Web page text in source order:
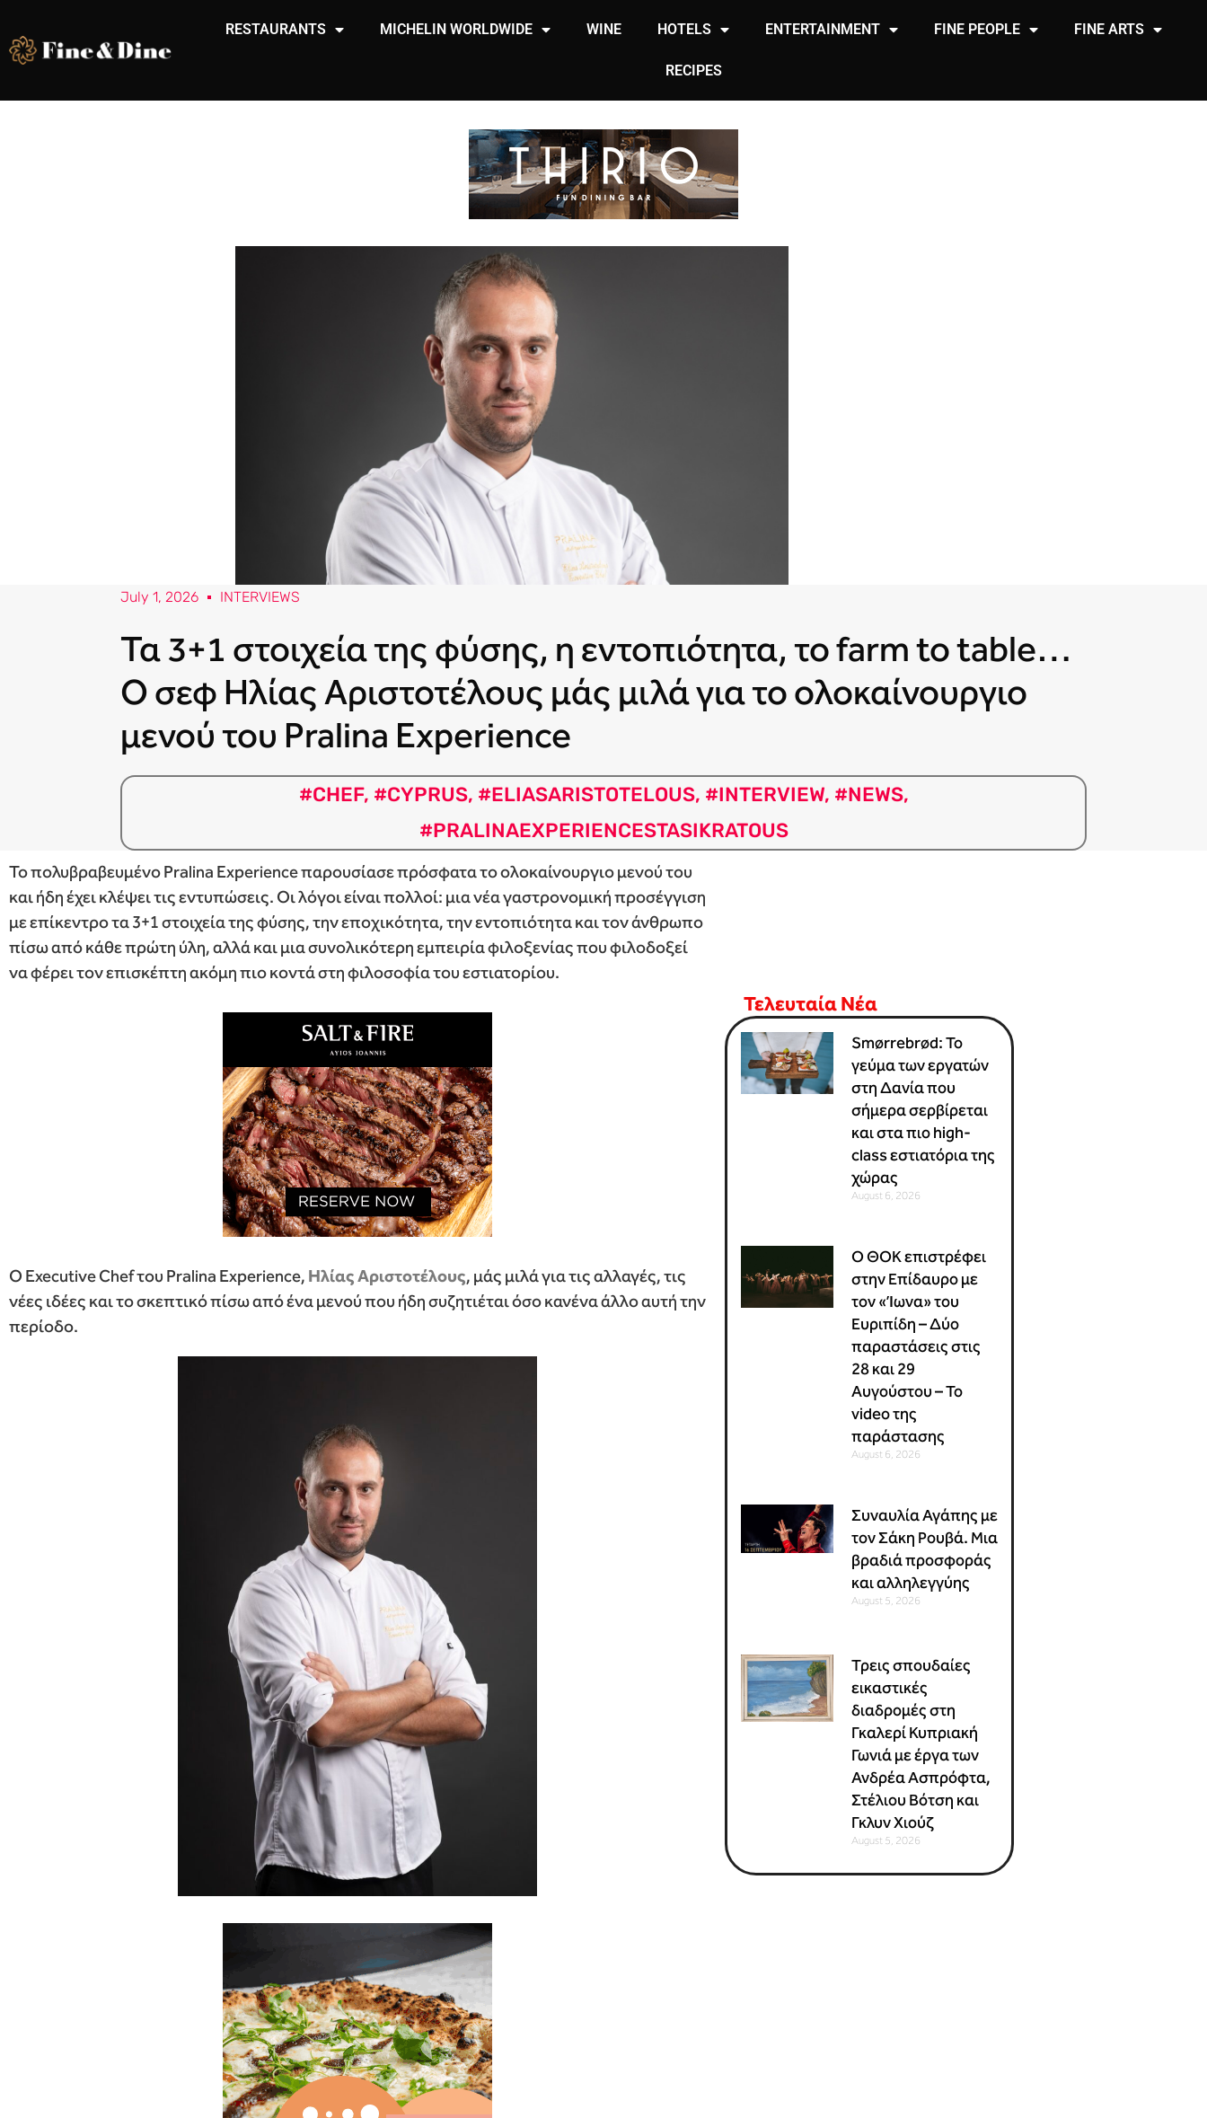
RESTAURANTS MICHELIN WORLDWIDE WINE HOTELS ENTERTAINMENT FINE PEOPLE FINE ARTS
RECIPES
July 1, 2026 INTERVIEWS
Τα 3+1 στοιχεία της φύσης, η εντοπιότητα, το farm to table…
Ο σεφ Ηλίας Αριστοτέλους μάς μιλά για το ολοκαίνουργιο
μενού του Pralina Experience
#CHEF, #CYPRUS, #ELIASARISTOTELOUS, #INTERVIEW, #NEWS,
#PRALINAEXPERIENCESTASIKRATOUS
Το πολυβραβευμένο Pralina Experience παρουσίασε πρόσφατα το ολοκαίνουργιο μενού του
και ήδη έχει κλέψει τις εντυπώσεις. Οι λόγοι είναι πολλοί: μια νέα γαστρονομική προσέγγιση
με επίκεντρο τα 3+1 στοιχεία της φύσης, την εποχικότητα, την εντοπιότητα και τον άνθρωπο
πίσω από κάθε πρώτη ύλη, αλλά και μια συνολικότερη εμπειρία φιλοξενίας που φιλοδοξεί
να φέρει τον επισκέπτη ακόμη πιο κοντά στη φιλοσοφία του εστιατορίου.
Ο Executive Chef του Pralina Experience, Ηλίας Αριστοτέλους, μάς μιλά για τις αλλαγές, τις
νέες ιδέες και το σκεπτικό πίσω από ένα μενού που ήδη συζητιέται όσο κανένα άλλο αυτή την
περίοδο.
Τελευταία Νέα
Smørrebrød: Το
γεύμα των εργατών
στη Δανία που
σήμερα σερβίρεται
και στα πιο high-
class εστιατόρια της
χώρας
August 6, 2026
Ο ΘΟΚ επιστρέφει
στην Επίδαυρο με
τον «Ίωνα» του
Ευριπίδη – Δύο
παραστάσεις στις
28 και 29
Αυγούστου – Το
video της
παράστασης
August 6, 2026
Συναυλία Αγάπης με
τον Σάκη Ρουβά. Μια
βραδιά προσφοράς
και αλληλεγγύης
August 5, 2026
Τρεις σπουδαίες
εικαστικές
διαδρομές στη
Γκαλερί Κυπριακή
Γωνιά με έργα των
Ανδρέα Ασπρόφτα,
Στέλιου Βότση και
Γκλυν Χιούζ
August 5, 2026